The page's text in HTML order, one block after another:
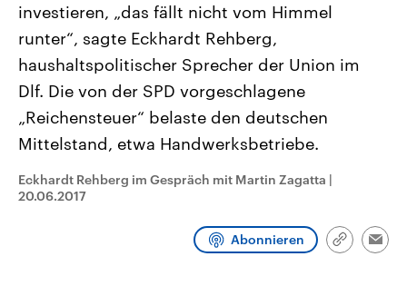
Landtagswahl Sachsen-Anhalt
2026
Alle Informationen
Sachsen-Anhalt wählt am 6.
September 2026 einen neuen
Landtag. Seit 2021 wird das
Bundesland von einer Koalition aus
Umfragen, Prognosen,
und Hintergründe zu den Parteien
und Kandidaten der anstehenden
Wahl.
Aktuelle Beiträge,
Hintergründe
Wirtschaftlich und
gehören die Vereinigten
den mächtigsten Ländern
mit großem Einfluss auf
Sendungen Programm Podcasts
investieren, „das fällt nicht vom Himmel
runter“, sagte Eckhardt Rehberg,
haushaltspolitischer Sprecher der Union im
Dlf. Die von der SPD vorgeschlagene
„Reichensteuer“ belaste den deutschen
Mittelstand, etwa Handwerksbetriebe.
Eckhardt Rehberg im Gespräch mit Martin Zagatta |
20.06.2017
Abonnieren
Link